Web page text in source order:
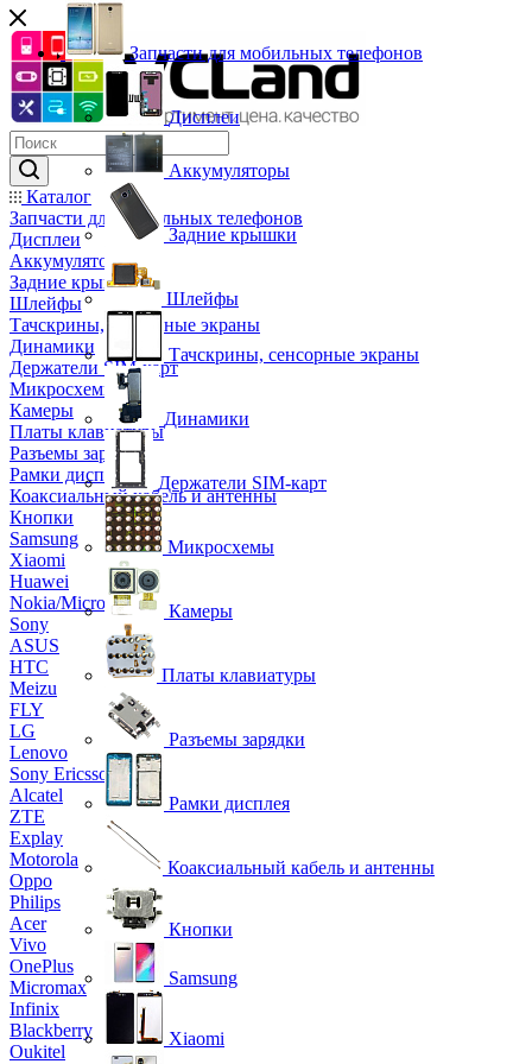
Каталог
Запчасти для мобильных телефонов
Дисплеи
Аккумуляторы
Задние крышки
Шлейфы
Тачскрины, сенсорные экраны
Динамики
Держатели SIM-карт
Микросхемы
Камеры
Платы клавиатуры
Разъемы зарядки
Рамки дисплея
Коаксиальный кабель и антенны
Кнопки
Samsung
Xiaomi
Huawei
Nokia/Microsoft
Sony
ASUS
HTC
Meizu
FLY
LG
Lenovo
Sony Ericsson
Alcatel
ZTE
Explay
Motorola
Oppo
Philips
Acer
Vivo
OnePlus
Micromax
Infinix
Blackberry
Oukitel
Запчасти для мобильных телефонов
Дисплеи
Аккумуляторы
Задние крышки
Шлейфы
Тачскрины, сенсорные экраны
Динамики
Держатели SIM-карт
Микросхемы
Камеры
Платы клавиатуры
Разъемы зарядки
Рамки дисплея
Коаксиальный кабель и антенны
Кнопки
Samsung
Xiaomi